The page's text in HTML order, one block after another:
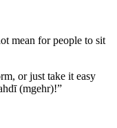
mean for people to sit
or just take it easy
(mgehr)!”